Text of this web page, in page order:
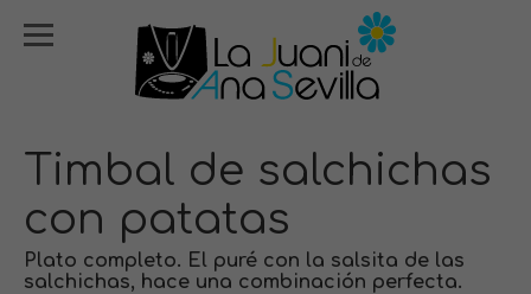
Timbal de salchichas
con patatas
Plato completo. El puré con la salsita de las
salchichas, hace una combinación perfecta.